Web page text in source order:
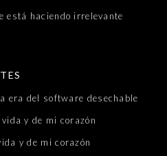
está haciendo irrelevante
era del software desechable
y de mi corazón
y de mi corazón